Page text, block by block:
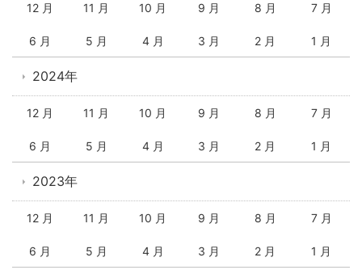
12 月 11 月 10 月 9 月 8 月 7 月
6 月 5 月 4 月 3 月 2 月 1 月
2024年
12 月 11 月 10 月 9 月 8 月 7 月
6 月 5 月 4 月 3 月 2 月 1 月
2023年
12 月 11 月 10 月 9 月 8 月 7 月
6 月 5 月 4 月 3 月 2 月 1 月